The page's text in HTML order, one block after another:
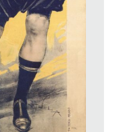
succinti (per i tempi). In
– e ai preti! – per lungo
Per renderne
inventare la bici da donna,
verso il basso, ma
e del decoro. L’uso
per esempio al
degli onnipresenti busti
la più comoda gonna-